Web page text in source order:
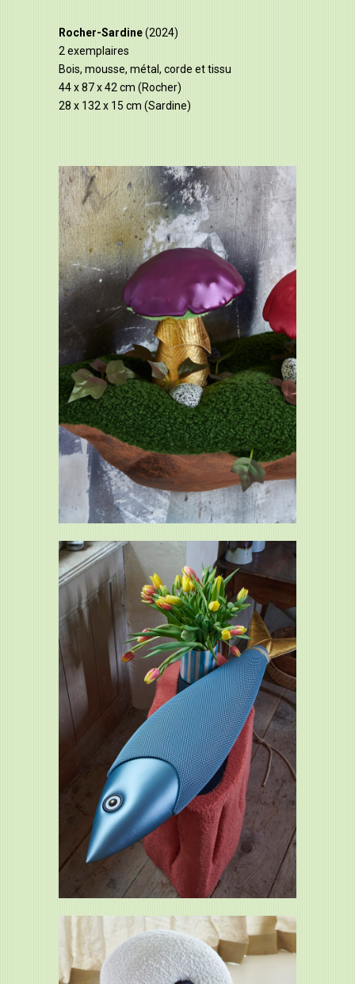
Rocher-Sardine(2024)
2 exemplaires
Bois, mousse, métal, corde et tissu
44 x 87 x 42 cm (Rocher)
28 x 132 x 15 cm (Sardine)
Sous-bois
Rocher-Sardine